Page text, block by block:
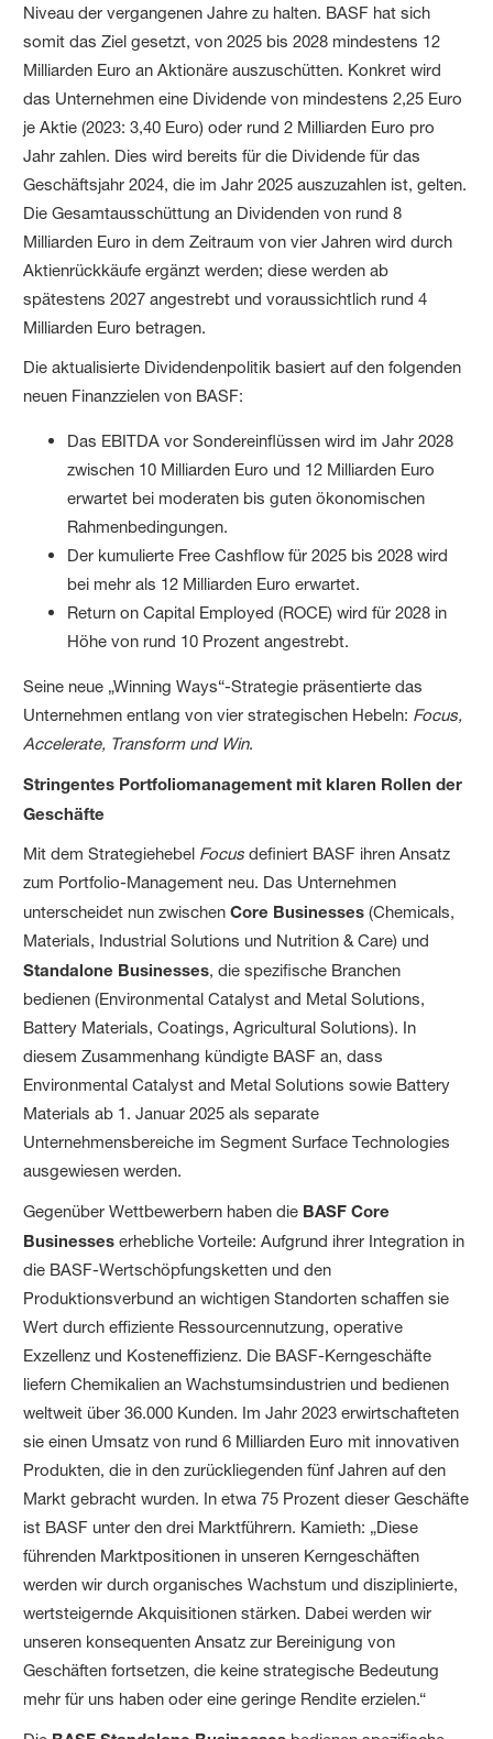
Niveau der vergangenen Jahre zu halten. BASF hat sich
somit das Ziel gesetzt, von 2025 bis 2028 mindestens 12
Milliarden Euro an Aktionäre auszuschütten. Konkret wird
das Unternehmen eine Dividende von mindestens 2,25 Euro
je Aktie (2023: 3,40 Euro) oder rund 2 Milliarden Euro pro
Jahr zahlen. Dies wird bereits für die Dividende für das
Geschäftsjahr 2024, die im Jahr 2025 auszuzahlen ist, gelten.
Die Gesamtausschüttung an Dividenden von rund 8
Milliarden Euro in dem Zeitraum von vier Jahren wird durch
Aktienrückkäufe ergänzt werden; diese werden ab
spätestens 2027 angestrebt und voraussichtlich rund 4
Milliarden Euro betragen.
Die aktualisierte Dividendenpolitik basiert auf den folgenden
neuen Finanzzielen von BASF:
Das EBITDA vor Sondereinflüssen wird im Jahr 2028
zwischen 10 Milliarden Euro und 12 Milliarden Euro
erwartet bei moderaten bis guten ökonomischen
Rahmenbedingungen.
Der kumulierte Free Cashflow für 2025 bis 2028 wird
bei mehr als 12 Milliarden Euro erwartet.
Return on Capital Employed (ROCE) wird für 2028 in
Höhe von rund 10 Prozent angestrebt.
Seine neue „Winning Ways“-Strategie präsentierte das
Unternehmen entlang von vier strategischen Hebeln: Focus,
Accelerate, Transform und Win.
Stringentes Portfoliomanagement mit klaren Rollen der
Geschäfte
Mit dem Strategiehebel Focus definiert BASF ihren Ansatz
zum Portfolio-Management neu. Das Unternehmen
unterscheidet nun zwischenCore Businesses (Chemicals,
Materials, Industrial Solutions und Nutrition & Care) und
Standalone Businesses, die spezifische Branchen
bedienen (Environmental Catalyst and Metal Solutions,
Battery Materials, Coatings, Agricultural Solutions). In
diesem Zusammenhang kündigte BASF an, dass
Environmental Catalyst and Metal Solutions sowie Battery
Materials ab 1. Januar 2025 als separate
Unternehmensbereiche im Segment Surface Technologies
ausgewiesen werden.
Gegenüber Wettbewerbern haben die BASF Core
Businesses erhebliche Vorteile: Aufgrund ihrer Integration in
die BASF-Wertschöpfungsketten und den
Produktionsverbund an wichtigen Standorten schaffen sie
Wert durch effiziente Ressourcennutzung, operative
Exzellenz und Kosteneffizienz. Die BASF-Kerngeschäfte
liefern Chemikalien an Wachstumsindustrien und bedienen
weltweit über 36.000 Kunden. Im Jahr 2023 erwirtschafteten
sie einen Umsatz von rund 6 Milliarden Euro mit innovativen
Produkten, die in den zurückliegenden fünf Jahren auf den
Markt gebracht wurden. In etwa 75 Prozent dieser Geschäfte
ist BASF unter den drei Marktführern. Kamieth: „Diese
führenden Marktpositionen in unseren Kerngeschäften
werden wir durch organisches Wachstum und disziplinierte,
wertsteigernde Akquisitionen stärken. Dabei werden wir
unseren konsequenten Ansatz zur Bereinigung von
Geschäften fortsetzen, die keine strategische Bedeutung
mehr für uns haben oder eine geringe Rendite erzielen.“